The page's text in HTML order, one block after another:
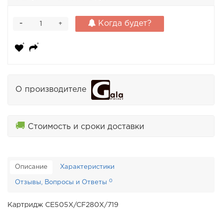
+
- Когда будет?
О производителе
🚚 Стоимость и сроки доставки
Описание Характеристики
Отзывы, Вопросы и Ответы 0
Картридж CE505X/CF280X/719